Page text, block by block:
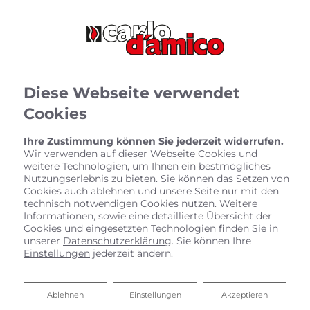
Öl- und Gasheizungen vom
Diese Webseite verwendet
Cookies
Ihre Zustimmung können Sie jederzeit widerrufen.
Wir verwenden auf dieser Webseite Cookies und
weitere Technologien, um Ihnen ein bestmögliches
Nutzungserlebnis zu bieten. Sie können das Setzen von
Cookies auch ablehnen und unsere Seite nur mit den
technisch notwendigen Cookies nutzen. Weitere
Informationen, sowie eine detaillierte Übersicht der
Cookies und eingesetzten Technologien finden Sie in
unserer Datenschutzerklärung. Sie können Ihre
Einstellungen jederzeit ändern.
Akzeptieren
Einstellungen
Ablehnen
Ablehnen